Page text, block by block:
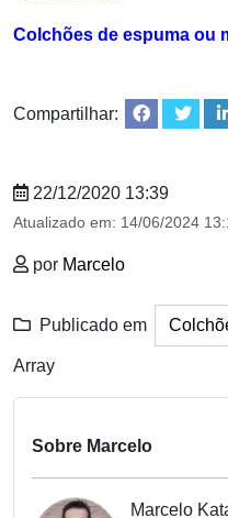
Colchões de espuma ou
Compartilhar:
22/12/2020 13:39
Atualizado em: 14/06/2024
por Marcelo
Publicado em
Array
Sobre Marcelo
Marcelo